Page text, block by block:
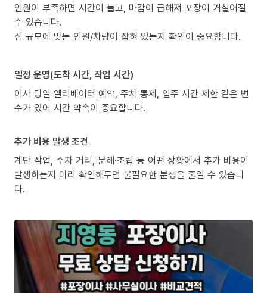
인원이 부족하면 시간이 늘고, 마감이 급해져 포장이 거칠어질
수 있습니다.
짐 규모에 맞는 인원/차량이 잡혀 있는지 확인이 중요합니다.
일정 운영(도착 시간, 작업 시간)
이사 당일 엘리베이터 예약, 주차 통제, 입주 시간 제한 같은 변
수가 있어 시간 약속이 중요합니다.
추가 비용 발생 조건
계단 작업, 주차 거리, 분해·조립 등 어떤 상황에서 추가 비용이
발생하는지 미리 확인해두면 불필요한 분쟁을 줄일 수 있습니
다.